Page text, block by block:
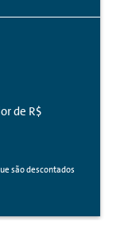
de R$
são descontados